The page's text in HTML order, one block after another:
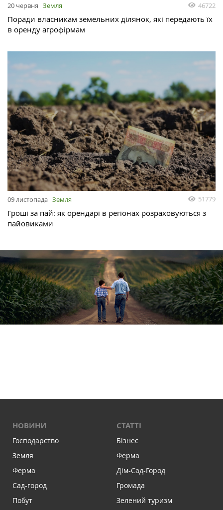
20 червня Земля 46722
Поради власникам земельних ділянок, які передають їх
в оренду агрофірмам
09 листопада Земля 51779
Гроші за пай: як орендарі в регіонах розраховуються з
пайовиками
НОВИНИ
Господарство
Земля
Ферма
Сад-город
Побут
СТАТТІ
Бізнес
Ферма
Дім-Сад-Город
Громада
Зелений туризм